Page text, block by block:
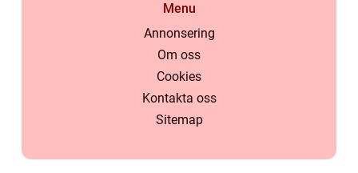
Menu
Annonsering
Om oss
Cookies
Kontakta oss
Sitemap